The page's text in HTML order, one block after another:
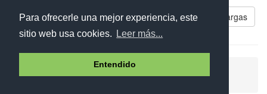
Para ofrecerle una mejor experiencia, este
sitio web usa cookies.
Leer más...
Entendido
Libros parecidos a Pippi Mediaslargas
Aviso legal